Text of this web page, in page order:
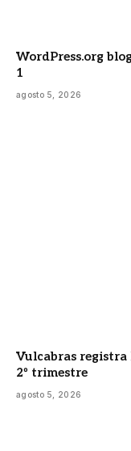
WordPress.org
1
agosto 5, 2026
Vulcabras registra
2º trimestre
agosto 5, 2026